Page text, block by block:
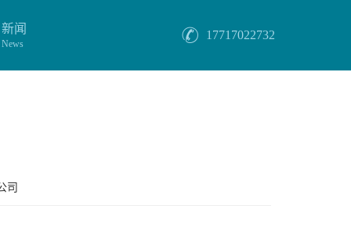
新闻
News
17717022732
司